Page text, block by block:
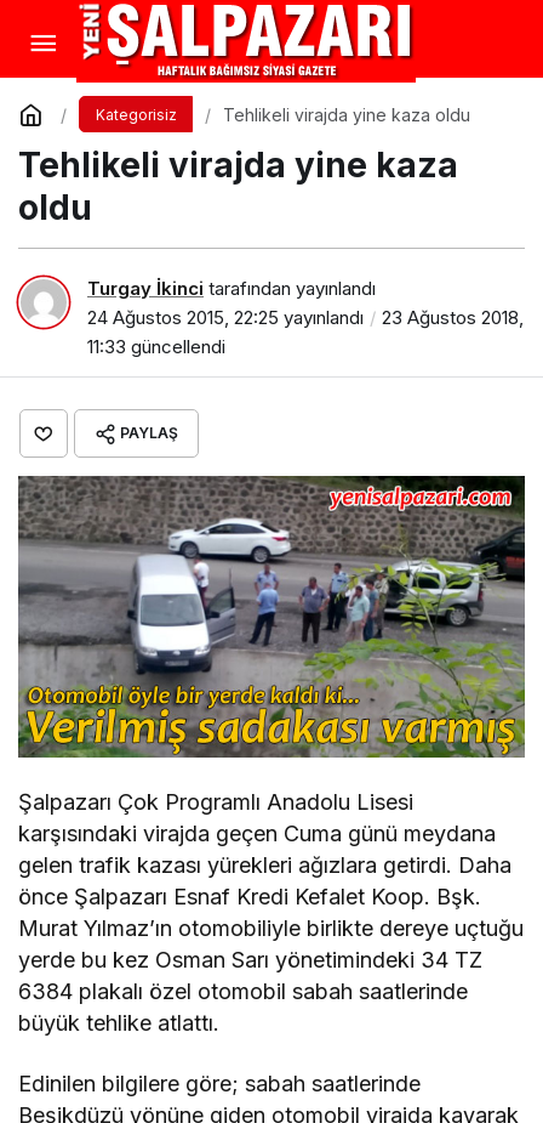
Kategorisiz Tehlikeli virajda yine kaza oldu
Tehlikeli virajda yine kaza
oldu
Turgay İkinci tarafından yayınlandı
24 Ağustos 2015, 22:25 yayınlandı
23 Ağustos 2018,
11:33 güncellendi
PAYLAŞ
Şalpazarı Çok Programlı Anadolu Lisesi
karşısındaki virajda geçen Cuma günü meydana
gelen trafik kazası yürekleri ağızlara getirdi. Daha
önce Şalpazarı Esnaf Kredi Kefalet Koop. Bşk.
Murat Yılmaz’ın otomobiliyle birlikte dereye uçtuğu
yerde bu kez Osman Sarı yönetimindeki 34 TZ
6384 plakalı özel otomobil sabah saatlerinde
büyük tehlike atlattı.
Edinilen bilgilere göre; sabah saatlerinde
Beşikdüzü yönüne giden otomobil virajda kayarak